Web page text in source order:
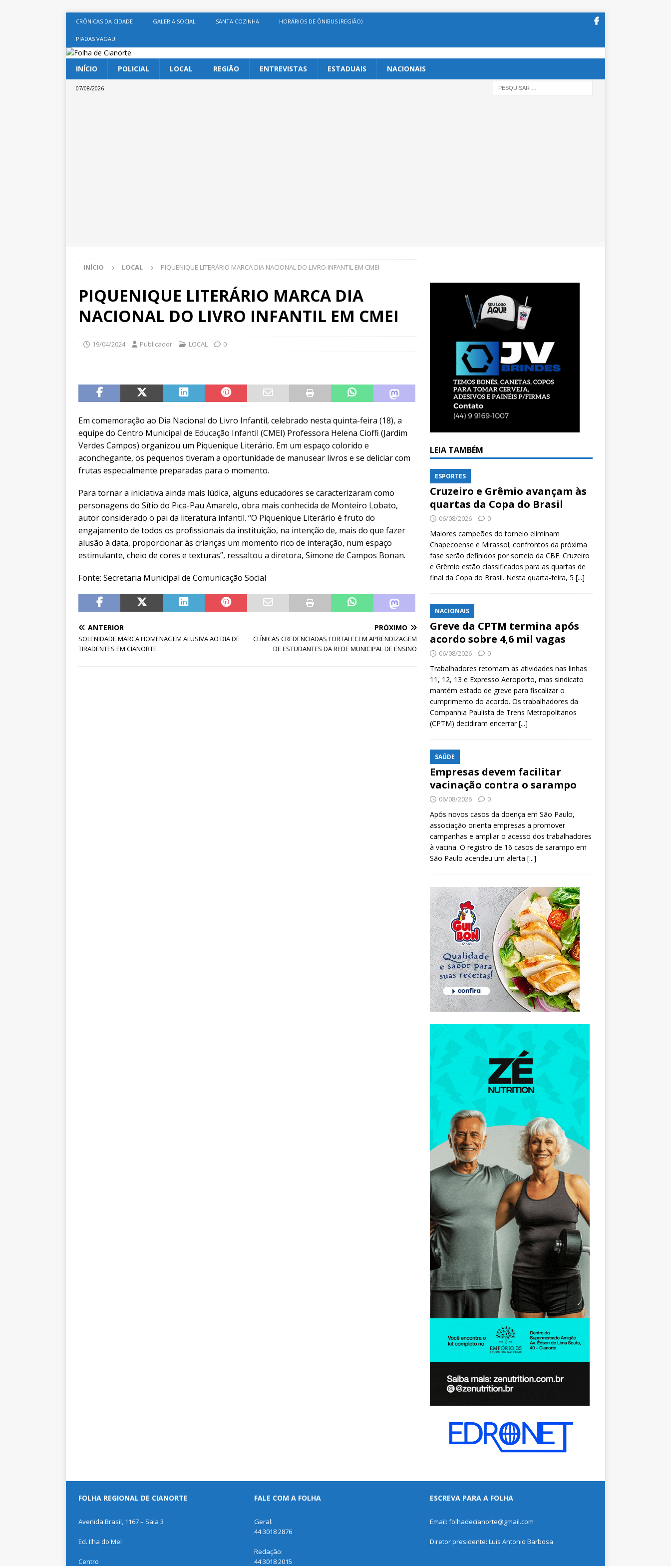
CRÔNICAS DA CIDADE GALERIA SOCIAL SANTA COZINHA HORÁRIOS DE ÔNIBUS (REGIÃO)
PIADAS VAGAU
INÍCIO POLICIAL LOCAL REGIÃO ENTREVISTAS ESTADUAIS NACIONAIS
07/08/2026
INÍCIO LOCAL PIQUENIQUE LITERÁRIO MARCA DIA NACIONAL DO LIVRO INFANTIL EM CMEI
PIQUENIQUE LITERÁRIO MARCA DIA
NACIONAL DO LIVRO INFANTIL EM CMEI
19/04/2024 Publicador LOCAL 0
Em comemoração ao Dia Nacional do Livro Infantil, celebrado nesta quinta-feira (18), a
equipe do Centro Municipal de Educação Infantil (CMEI) Professora Helena Cioffi (Jardim
Verdes Campos) organizou um Piquenique Literário. Em um espaço colorido e
aconchegante, os pequenos tiveram a oportunidade de manusear livros e se deliciar com
frutas especialmente preparadas para o momento.
Para tornar a iniciativa ainda mais lúdica, alguns educadores se caracterizaram como
personagens do Sítio do Pica-Pau Amarelo, obra mais conhecida de Monteiro Lobato,
autor considerado o pai da literatura infantil. “O Piquenique Literário é fruto do
engajamento de todos os profissionais da instituição, na intenção de, mais do que fazer
alusão à data, proporcionar às crianças um momento rico de interação, num espaço
estimulante, cheio de cores e texturas”, ressaltou a diretora, Simone de Campos Bonan.
Fonte: Secretaria Municipal de Comunicação Social
ANTERIOR
SOLENIDADE MARCA HOMENAGEM ALUSIVA AO DIA DE
TIRADENTES EM CIANORTE
PRÓXIMO
CLÍNICAS CREDENCIADAS FORTALECEM APRENDIZAGEM
DE ESTUDANTES DA REDE MUNICIPAL DE ENSINO
LEIA TAMBÉM
ESPORTES
Cruzeiro e Grêmio avançam às
quartas da Copa do Brasil
06/08/2026 0
Maiores campeões do torneio eliminam
Chapecoense e Mirassol; confrontos da próxima
fase serão definidos por sorteio da CBF. Cruzeiro
e Grêmio estão classificados para as quartas de
final da Copa do Brasil. Nesta quarta-feira, 5 [...]
NACIONAIS
Greve da CPTM termina após
acordo sobre 4,6 mil vagas
06/08/2026 0
Trabalhadores retomam as atividades nas linhas
11, 12, 13 e Expresso Aeroporto, mas sindicato
mantém estado de greve para fiscalizar o
cumprimento do acordo. Os trabalhadores da
Companhia Paulista de Trens Metropolitanos
(CPTM) decidiram encerrar[...]
SAÚDE
Empresas devem facilitar
vacinação contra o sarampo
06/08/2026 0
Após novos casos da doença em São Paulo,
associação orienta empresas a promover
campanhas e ampliar o acesso dos trabalhadores
à vacina. O registro de 16 casos de sarampo em
São Paulo acendeu um alerta [...]
FOLHA REGIONAL DE CIANORTE
Avenida Brasil, 1167 – Sala 3
Ed. Ilha do Mel
Centro
FALE COM A FOLHA
Geral:
44 3018 2876
Redação:
44 3018 2015
ESCREVA PARA A FOLHA
Email: folhadecianorte@gmail.com
Diretor presidente: Luis Antonio Barbosa